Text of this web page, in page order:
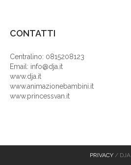
CONTATTI
Centralino: 0815208123
Email: info@dja.it
www.dja.it
www.animazionebambini.it
www.princessvan.it
PRIVACY/ DJA